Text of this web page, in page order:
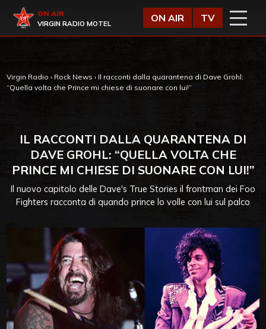
Virgin Radio
ON AIR
VIRGIN RADIO MOTEL
ON AIR TV
Virgin Radio › Rock News › Il racconti dalla quarantena di Dave Grohl:
“Quella volta che Prince mi chiese di suonare con lui!”
IL RACCONTI DALLA QUARANTENA DI
DAVE GROHL: “QUELLA VOLTA CHE
PRINCE MI CHIESE DI SUONARE CON LUI!”
Il nuovo capitolo delle Dave's True Stories il frontman dei Foo
Fighters racconta di quando prince lo volle con lui sul palco